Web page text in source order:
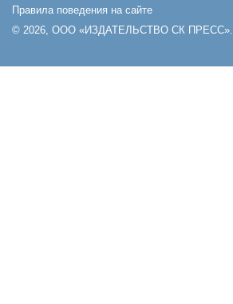
Правила поведения на сайте
© 2026, ООО «ИЗДАТЕЛЬСТВО СК ПРЕСС».